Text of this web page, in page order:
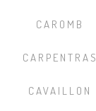
CAROMB
CARPENTRAS
CAVAILLON